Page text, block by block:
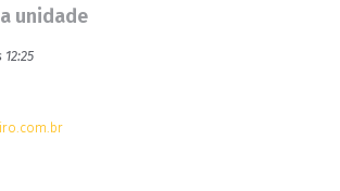
unidade